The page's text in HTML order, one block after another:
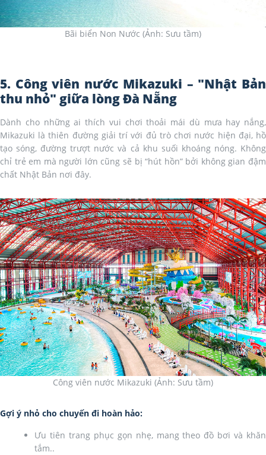
Bãi biển Non Nước (Ảnh: Sưu tầm)
5. Công viên nước Mikazuki – "Nhật Bản
thu nhỏ" giữa lòng Đà Nẵng
Dành cho những ai thích vui chơi thoải mái dù mưa hay nắng,
Mikazuki là thiên đường giải trí với đủ trò chơi nước hiện đại, hồ
tạo sóng, đường trượt nước và cả khu suối khoáng nóng. Không
chỉ trẻ em mà người lớn cũng sẽ bị “hút hồn” bởi không gian đậm
chất Nhật Bản nơi đây.
Công viên nước Mikazuki (Ảnh: Sưu tầm)
Gợi ý nhỏ cho chuyến đi hoàn hảo:
Ưu tiên trang phục gọn nhẹ, mang theo đồ bơi và khăn
tắm..